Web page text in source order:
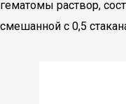
гематомы раствор,
смешанной с 0,5